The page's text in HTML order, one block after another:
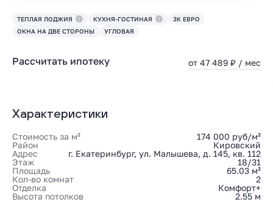
ТЕПЛАЯ ЛОДЖИЯ КУХНЯ-ГОСТИНАЯ
3К ЕВРО
ОКНА НА ДВЕ СТОРОНЫ
УГЛОВАЯ
Рассчитать ипотеку от 47 489 ₽ / мес
Характеристики
Стоимость за м²
174 000 руб/м²
Район
Кировский
Адрес
г. Екатеринбург, ул. Малышева, д. 145, кв. 112
Этаж
18/31
Площадь
65.03 м²
Кол-во комнат
2
Отделка
Комфорт+
Высота потолков
2.55 м